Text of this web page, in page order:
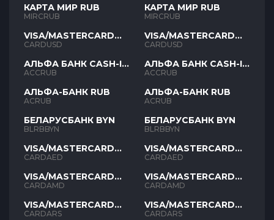
КАРТА МИР RUB
MIRCRUB
VISA/MASTERCARD
USD
CARDUSD
АЛЬФА БАНК CASH-IN
RUB
ACCRUB
АЛЬФА-БАНК RUB
ACRUB
БЕЛАРУСБАНК BYN
BLRBBYN
VISA/MASTERCARD
AED
CARDAED
VISA/MASTERCARD
AMD
CARDAMD
VISA/MASTERCARD
ARS
CARDARS
КАРТА МИР RUB
MIRCRUB
VISA/MASTERCARD
USD
CARDUSD
АЛЬФА БАНК CASH-IN
RUB
ACCRUB
АЛЬФА-БАНК RUB
ACRUB
БЕЛАРУСБАНК BYN
BLRBBYN
VISA/MASTERCARD
AED
CARDAED
VISA/MASTERCARD
AMD
CARDAMD
VISA/MASTERCARD
ARS
CARDARS